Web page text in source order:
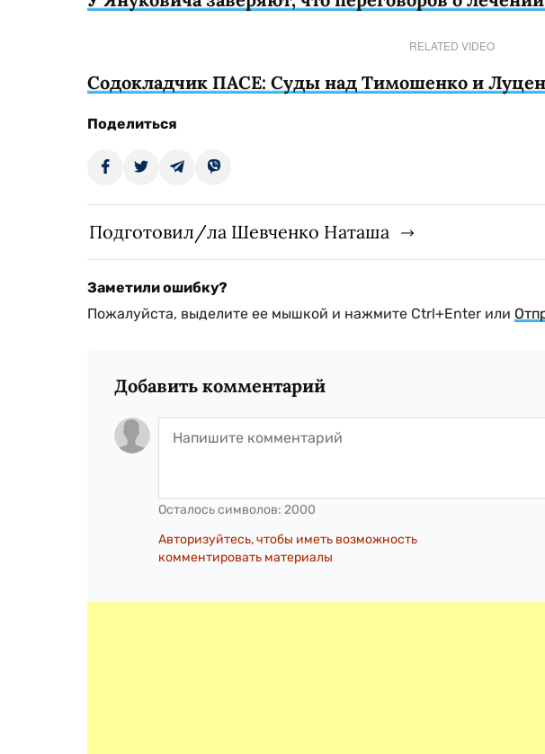
RELATED VIDEO
Содокладчик ПАСЕ: Суды над Тимошенко и
Поделиться
Подготовил/ла Шевченко Наташа
Заметили ошибку?
Пожалуйста, выделите ее мышкой и нажмите Ctrl+Enter или
Добавить комментарий
Осталось символов: 2000
Авторизуйтесь, чтобы иметь возможность
комментировать материалы